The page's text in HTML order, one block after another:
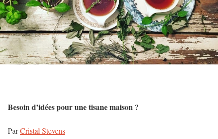
Besoin d’idées pour une tisane maison ?
ParCristal Stevens